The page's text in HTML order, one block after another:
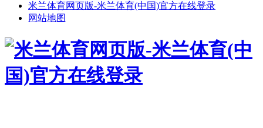
米兰体育网页版-米兰体育(中国)官方在线登录
网站地图